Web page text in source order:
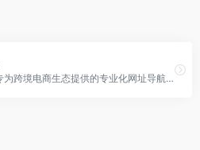
M123跨境工具导航是专为跨境电商生态提供的专业化网址导航和工具服务平台，致力于通过全面的资源整合和创新工具，赋能出海品牌和电商人员，提升其在全球市场的竞争力。